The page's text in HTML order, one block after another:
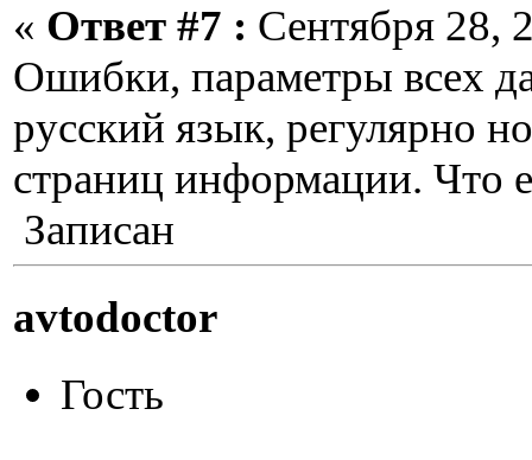
« Ответ #7 : Сентября 28,
Ошибки, параметры всех
русский язык, регулярно
страниц информации. Что
Записан
avtodoctor
Гость